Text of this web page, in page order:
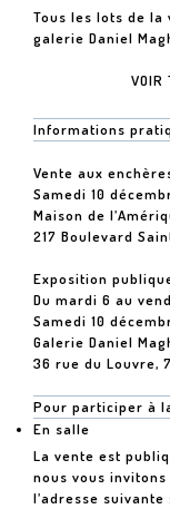
Tous les lots de la
galerie Daniel
VOIR
Informations
Vente aux
Samedi 10
Maison de
217 Boulevard
Exposition
Du mardi 6 au
Samedi 10
Galerie Daniel
36 rue du Louvre,
Pour participer à
En salle
La vente est
nous vous
l’adresse suivante :